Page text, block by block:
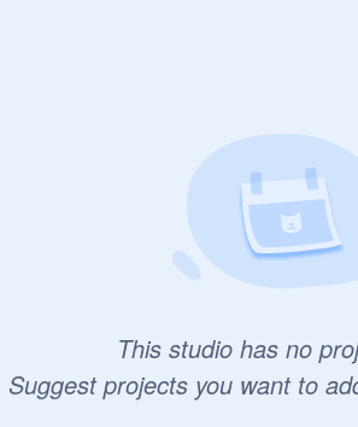
This studio has no
Suggest projects you want to